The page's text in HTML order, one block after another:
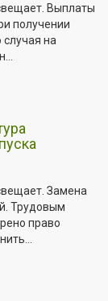
Выплаты
получении
на
Замена
Трудовым
право